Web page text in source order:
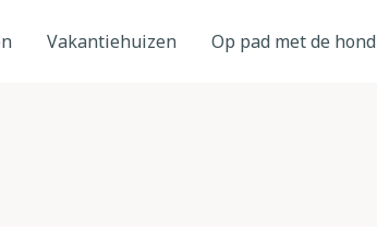
Vakantiehuizen Op pad met de hond